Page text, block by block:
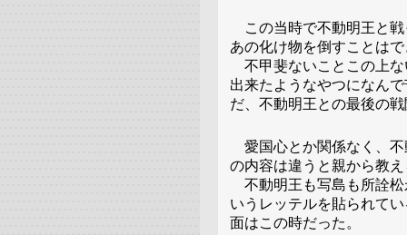
この当時で不動明王と戦
あの化け物を倒すことは
不甲斐ないことこの上な
出来たようなやつになん
だ、不動明王との最後の
愛国心とか関係なく、不
の内容は違うと親から教
不動明王も写島も所詮松
いうレッテルを貼られて
面はこの時だった。